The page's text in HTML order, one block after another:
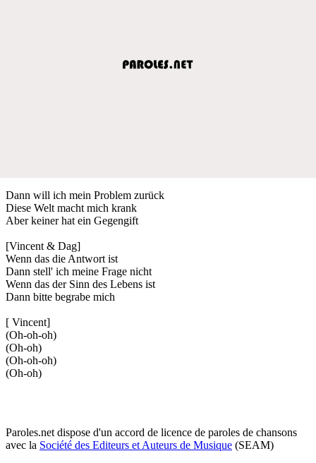
Dann will ich mein Problem zurück
Diese Welt macht mich krank
Aber keiner hat ein Gegengift
[Vincent & Dag]
Wenn das die Antwort ist
Dann stell' ich meine Frage nicht
Wenn das der Sinn des Lebens ist
Dann bitte begrabe mich
[ Vincent]
(Oh-oh-oh)
(Oh-oh)
(Oh-oh-oh)
(Oh-oh)
Paroles.net dispose d'un accord de licence de paroles de chansons
avec la Société des Editeurs et Auteurs de Musique (SEAM)